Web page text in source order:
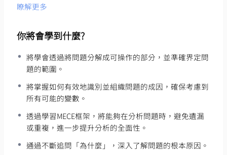
瞭解更多
你將會學到什麼?
將學會透過將問題分解成可操作的部分，並準確界定問
題的範圍。
將掌握如何有效地識別並組織問題的成因，確保考慮到
所有可能的變數。
透過學習MECE框架，將能夠在分析問題時，避免遺漏
或重複，進一步提升分析的全面性。
通過不斷追問「為什麼」，深入了解問題的根本原因。